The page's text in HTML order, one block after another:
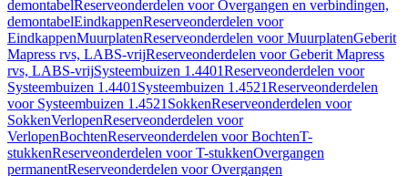
demontabelReserveonderdelen voor Overgangen en verbindingen,
demontabelEindkappenReserveonderdelen voor
EindkappenMuurplatenReserveonderdelen voor MuurplatenGeberit
Mapress rvs, LABS-vrijReserveonderdelen voor Geberit Mapress
rvs, LABS-vrijSysteembuizen 1.4401Reserveonderdelen voor
Systeembuizen 1.4401 Systeembuizen 1.4521Reserveonderdelen
voor Systeembuizen 1.4521 SokkenReserveonderdelen voor
SokkenVerlopenReserveonderdelen voor
VerlopenBochtenReserveonderdelen voor BochtenT-
stukkenReserveonderdelen voor T-stukkenOvergangen
permanentReserveonderdelen voor Overgangen